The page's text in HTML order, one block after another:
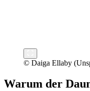
© Daiga Ellaby
Warum der